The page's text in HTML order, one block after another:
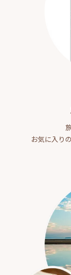
お気に入り